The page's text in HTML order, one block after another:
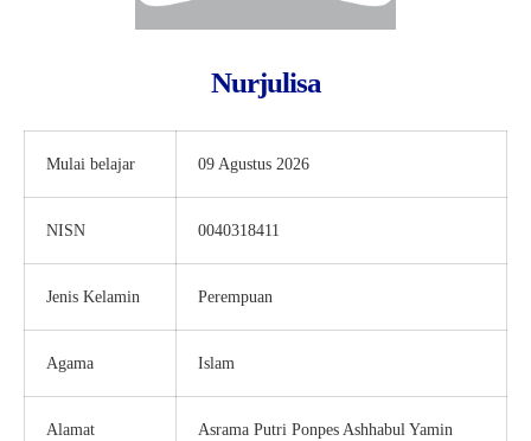
Nurjulisa
Mulai belajar 09 Agustus 2026
NISN 0040318411
Jenis Kelamin Perempuan
Agama Islam
Alamat Asrama Putri Ponpes Ashhabul Yamin